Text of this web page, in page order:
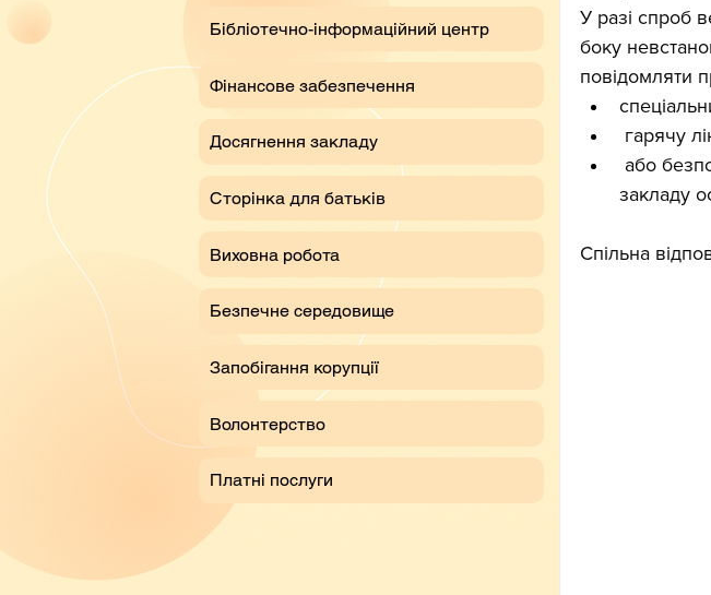
У разі спроб
боку
повідомляти
гарячу
або
закладу
Спільна
Бібліотечно-інформаційний центр
Фінансове забезпечення
Досягнення закладу
Сторінка для батьків
Виховна робота
Безпечне середовище
Запобігання корупції
Волонтерство
Платні послуги